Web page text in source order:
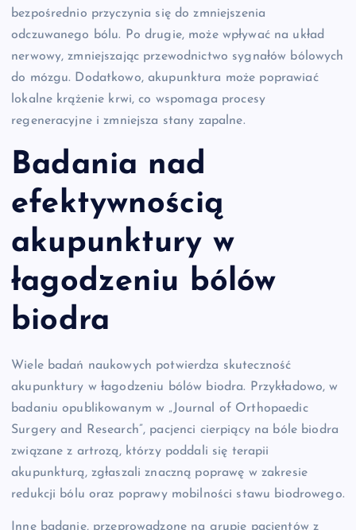
bezpośrednio przyczynia się do zmniejszenia
odczuwanego bólu. Po drugie, może wpływać na układ
nerwowy, zmniejszając przewodnictwo sygnałów bólowych
do mózgu. Dodatkowo, akupunktura może poprawiać
lokalne krążenie krwi, co wspomaga procesy
regeneracyjne i zmniejsza stany zapalne.
Badania nad
efektywnością
akupunktury w
łagodzeniu bólów
biodra
Wiele badań naukowych potwierdza skuteczność
akupunktury w łagodzeniu bólów biodra. Przykładowo, w
badaniu opublikowanym w „Journal of Orthopaedic
Surgery and Research”, pacjenci cierpiący na bóle biodra
związane z artrozą, którzy poddali się terapii
akupunkturą, zgłaszali znaczną poprawę w zakresie
redukcji bólu oraz poprawy mobilności stawu biodrowego.
Inne badanie, przeprowadzone na grupie pacjentów z